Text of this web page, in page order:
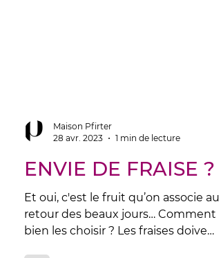
Maison Pfirter
28 avr. 2023
1 min de lecture
ENVIE DE FRAISE ?
Et oui, c'est le fruit qu’on associe au